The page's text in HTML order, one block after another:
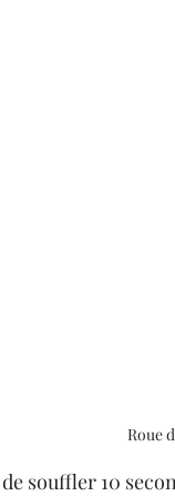
Roue
de souffler 10